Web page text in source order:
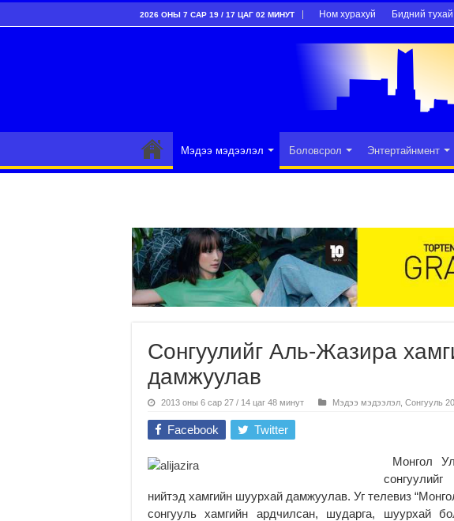
2026 ОНЫ 7 САР 19 / 17 ЦАГ 02 МИНУТ Ном хурахуй Бидний тухай
Мэдээ мэдээлэл Боловсрол Энтертайнмент
Сонгуулийг Аль-Жазира
дамжуулав
2013 оны 6 сар 27 / 14 цаг 48 минут Мэдээ мэдээлэл Сонгууль
Facebook Twitter
Монгол
нийтэд хамгийн шуурхай дамжуулав. Уг телевиз
сонгууль хамгийн ардчилсан, шударга, шуурхай